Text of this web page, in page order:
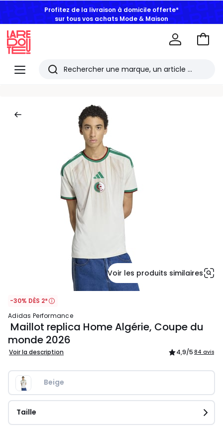
Profitez de la livraison à domicile offerte*
sur tous vos achats Mode & Maison
Menu
Redoute
Rechercher
articles
consultés
Aller
Voir les produits similaires
-30% DÈS 2*
adidas Performance
Maillot replica Home Algérie, Coupe du
monde 2026
Voir la description 4,9/5 84 avis
Beige
Taille